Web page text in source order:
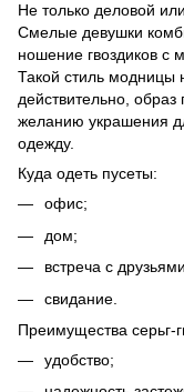
Не только деловой
Смелые девушки
ношение гвоздиков с
Такой стиль модницы
действительно,
желанию украшения
одежду.
Куда одеть пусеты:
офис;
дом;
встреча с
свидание.
Преимущества серьг-
удобство;